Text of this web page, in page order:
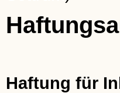
Haftung für